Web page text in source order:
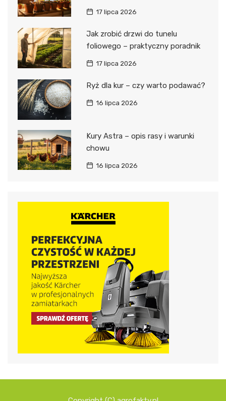
17 lipca 2026
Jak zrobić drzwi do tunelu
foliowego – praktyczny poradnik
17 lipca 2026
Ryż dla kur – czy warto podawać?
16 lipca 2026
Kury Astra – opis rasy i warunki
chowu
16 lipca 2026